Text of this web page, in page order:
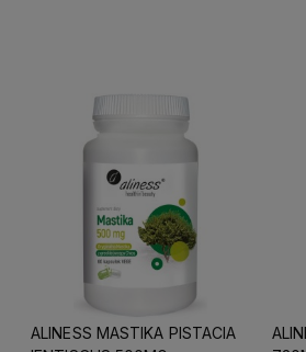
ALINESS MASTIKA PISTACIA